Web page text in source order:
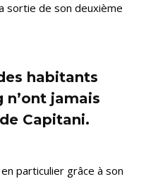
sortie de son deuxième
habitants
n’ont jamais
Capitani.
particulier grâce à son